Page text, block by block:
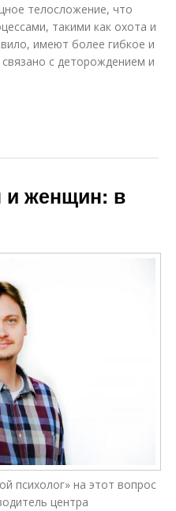
телосложение, что
такими как охота и
имеют более гибкое и
с деторождением и
и женщин: в
психолог» на этот вопрос
центра